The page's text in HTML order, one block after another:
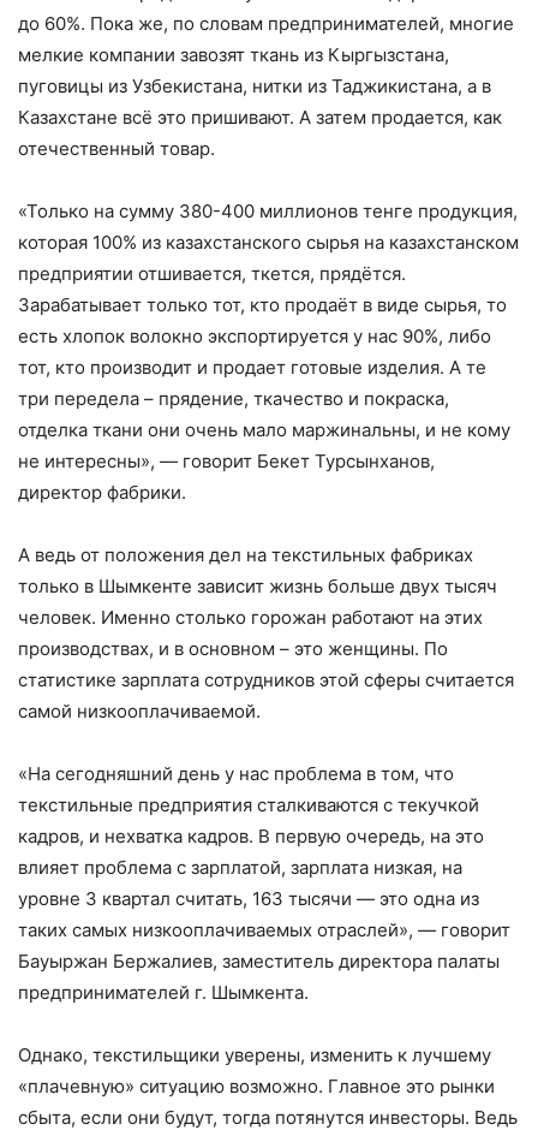
до 60%. Пока же, по словам предпринимателей, многие
мелкие компании завозят ткань из Кыргызстана,
пуговицы из Узбекистана, нитки из Таджикистана, а в
Казахстане всё это пришивают. А затем продается, как
отечественный товар.
«Только на сумму 380-400 миллионов тенге продукция,
которая 100% из казахстанского сырья на казахстанском
предприятии отшивается, ткется, прядётся.
Зарабатывает только тот, кто продаёт в виде сырья, то
есть хлопок волокно экспортируется у нас 90%, либо
тот, кто производит и продает готовые изделия. А те
три передела – прядение, ткачество и покраска,
отделка ткани они очень мало маржинальны, и не кому
не интересны», — говорит Бекет Турсынханов,
директор фабрики.
А ведь от положения дел на текстильных фабриках
только в Шымкенте зависит жизнь больше двух тысяч
человек. Именно столько горожан работают на этих
производствах, и в основном – это женщины. По
статистике зарплата сотрудников этой сферы считается
самой низкооплачиваемой.
«На сегодняшний день у нас проблема в том, что
текстильные предприятия сталкиваются с текучкой
кадров, и нехватка кадров. В первую очередь, на это
влияет проблема с зарплатой, зарплата низкая, на
уровне 3 квартал считать, 163 тысячи — это одна из
таких самых низкооплачиваемых отраслей», — говорит
Бауыржан Бержалиев, заместитель директора палаты
предпринимателей г. Шымкента.
Однако, текстильщики уверены, изменить к лучшему
«плачевную» ситуацию возможно. Главное это рынки
сбыта, если они будут, тогда потянутся инвесторы. Ведь